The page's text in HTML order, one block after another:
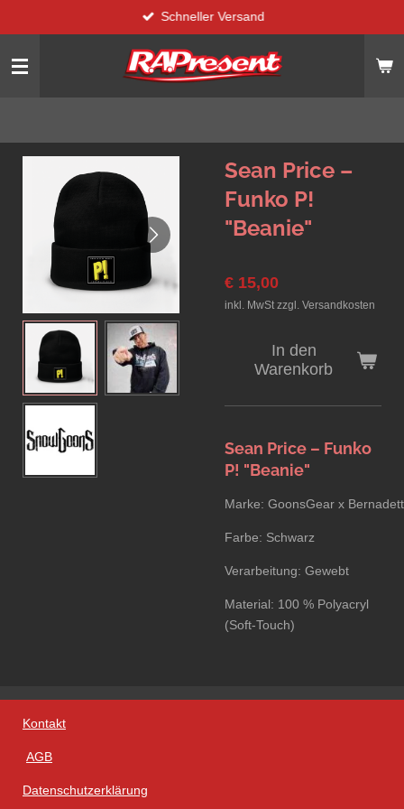
Hauptinhalt
springen
Schneller Versand
Sean Price –
Funko P!
"Beanie"
€ 15,00
inkl. MwSt zzgl. Versandkosten
In den
Warenkorb
Sean Price – Funko
P! "Beanie"
Marke: GoonsGear x
Farbe: Schwarz
Verarbeitung: Gewebt
Material: 100 % Polyacryl
(Soft-Touch)
Kontakt
AGB
Datenschutzerklärung